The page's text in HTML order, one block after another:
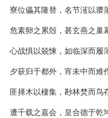
寮位儡其隆替，名节漼以隳
危素卵之累殻，甚玄燕之巢
心战惧以兢悚，如临深而履
夕获归于都外，宵未中而难
匪择木以棲集，尠林焚而鸟
遭千载之嘉会，皇合德于乾